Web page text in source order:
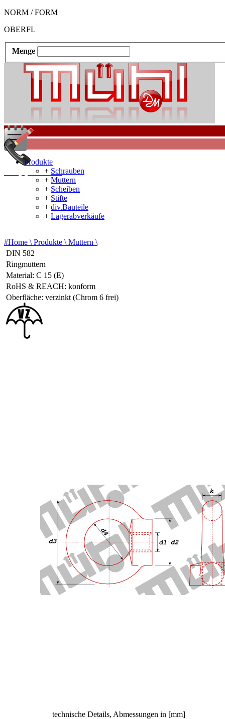
NORM / FORM
OBERFL
Menge
+49 (0)5202 1042
Produkte
+ Schrauben
+ Muttern
+ Scheiben
+ Stifte
+ div.Bauteile
+ Lagerabverkäufe
#Home \ Produkte \ Muttern \
DIN 582
Ringmuttern
Material: C 15 (E)
RoHS & REACH: konform
Oberfläche: verzinkt (Chrom 6 frei)
technische Details, Abmessungen in [mm]